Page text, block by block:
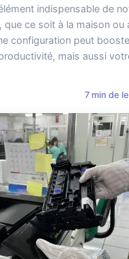
indispensable de
que ce soit à la maison ou
configuration peut
mais aussi
7 min de